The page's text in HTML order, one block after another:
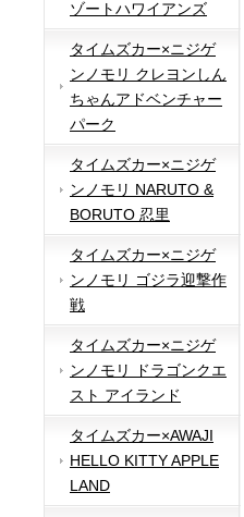
ゾートハワイアンズ
タイムズカー×ニジゲ
ンノモリ クレヨンしん
ちゃんアドベンチャー
パーク
タイムズカー×ニジゲ
ンノモリ NARUTO &
BORUTO 忍里
タイムズカー×ニジゲ
ンノモリ ゴジラ迎撃作
戦
タイムズカー×ニジゲ
ンノモリ ドラゴンクエ
スト アイランド
タイムズカー×AWAJI
HELLO KITTY APPLE
LAND